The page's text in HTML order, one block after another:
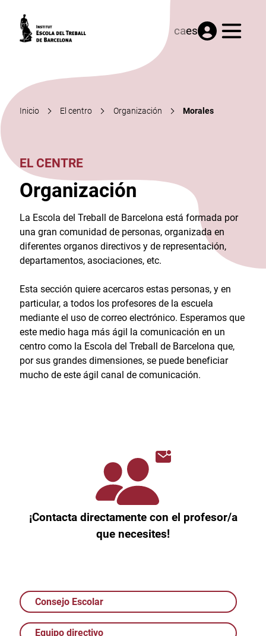
caes Menú
Inicio El centro Organización Morales
EL CENTRE
Organización
La Escola del Treball de Barcelona está formada por
una gran comunidad de personas, organizada en
diferentes organos directivos y de representación,
departamentos, asociaciones, etc.
Esta sección quiere acercaros estas personas, y en
particular, a todos los profesores de la escuela
mediante el uso de correo electrónico. Esperamos que
este medio haga más ágil la comunicación en un
centro como la Escola del Treball de Barcelona que,
por sus grandes dimensiones, se puede beneficiar
mucho de este ágil canal de comunicación.
¡Contacta directamente con el profesor/a
que necesites!
Consejo Escolar
Equipo directivo